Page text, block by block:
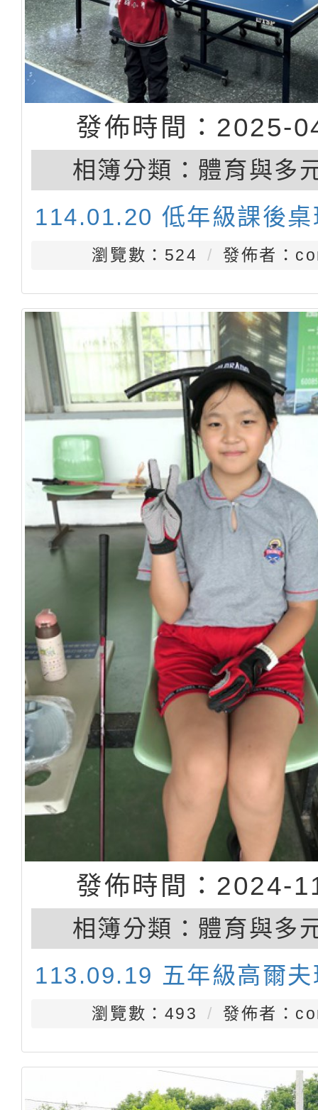
發佈時間：2025-
相簿分類： 體育與多
114.01.20 低年級課後桌
瀏覽數：524 發佈者：
發佈時間：2024-
相簿分類： 體育與多
113.09.19 五年級高爾夫
瀏覽數：493 發佈者：